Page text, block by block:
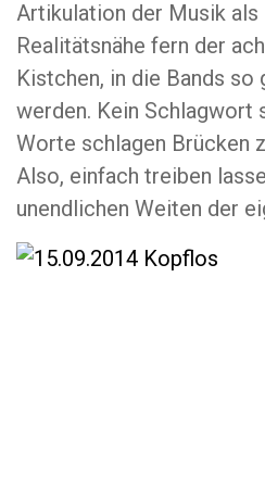
Artikulation der Musik
Realitätsnähe fern der
Kistchen, in die Bands
werden. Kein Schlagwort
Worte schlagen Brücken
Also, einfach treiben
unendlichen Weiten der